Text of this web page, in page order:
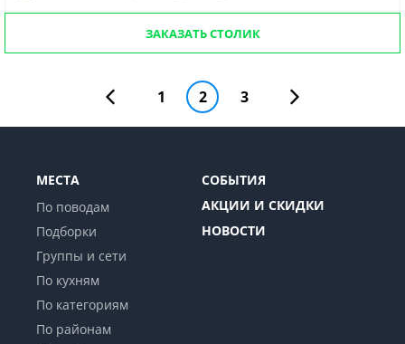
ЗАКАЗАТЬ СТОЛИК
1 2 3
МЕСТА
По поводам
Подборки
Группы и сети
По кухням
По категориям
По районам
СОБЫТИЯ
АКЦИИ И СКИДКИ
НОВОСТИ